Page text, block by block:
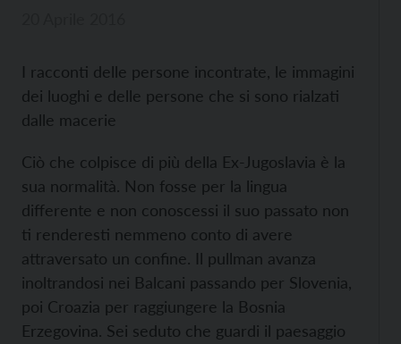
I racconti delle persone incontrate, le immagini
dei luoghi e delle persone che si sono rialzati
dalle macerie
Ciò che colpisce di più della Ex-Jugoslavia è la
sua normalità. Non fosse per la lingua
differente e non conoscessi il suo passato non
ti renderesti nemmeno conto di avere
attraversato un confine. Il pullman avanza
inoltrandosi nei Balcani passando per Slovenia,
poi Croazia per raggiungere la Bosnia
Erzegovina. Sei seduto che guardi il paesaggio